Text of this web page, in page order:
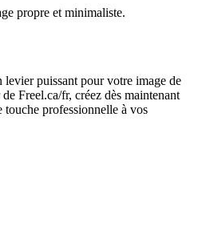
propre et minimaliste.
levier puissant pour votre image de
Freel.ca/fr, créez dès maintenant
touche professionnelle à vos